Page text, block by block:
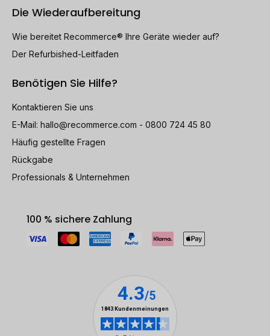
Die Wiederaufbereitung
Wie bereitet Recommerce® Ihre Geräte wieder auf?
Der Refurbished-Leitfaden
Benötigen Sie Hilfe?
Kontaktieren Sie uns
E-Mail: hallo@recommerce.com - 0800 724 45 80
Häufig gestellte Fragen
Rückgabe
Professionals & Unternehmen
100 % sichere Zahlung